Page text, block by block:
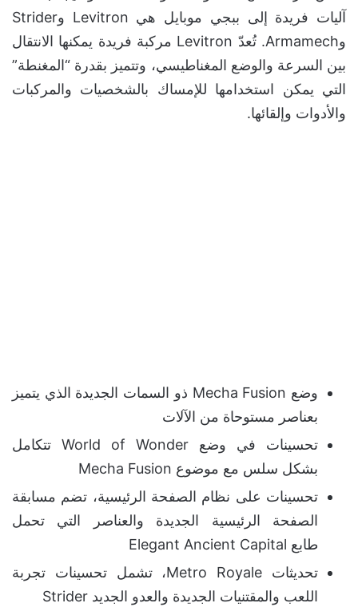
آليات فريدة إلى ببجي موبايل هي Levitron وStrider
وArmamech. تُعدّ Levitron مركبة فريدة يمكنها الانتقال
بين السرعة والوضع المغناطيسي، وتتميز بقدرة “المغنطة”
التي يمكن استخدامها للإمساك بالشخصيات والمركبات
والأدوات وإلقائها.
وضع
Mecha Fusion ذو السمات الجديدة الذي يتميز
بعناصر مستوحاة من الآلات
تحسينات في وضع World of Wonder تتكامل
بشكل سلس مع موضوع Mecha Fusion
تحسينات على نظام الصفحة الرئيسية، تضم مسابقة
الصفحة الرئيسية الجديدة والعناصر التي تحمل
طابع Elegant Ancient Capital
تحديثات Metro Royale، تشمل تحسينات تجربة
اللعب والمقتنيات الجديدة والعدو الجديد Strider